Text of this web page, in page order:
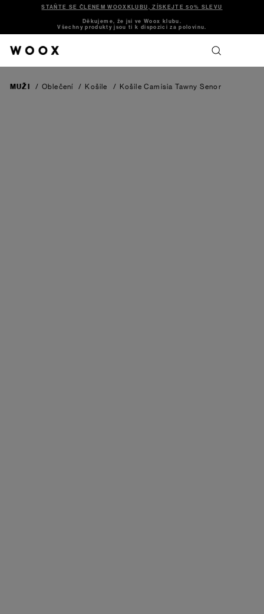
STAŇTE SE ČLENEM WOOXKLUBU, ZÍSKEJTE 50% SLEVU
Děkujeme, že jsi ve Woox klubu.
Všechny produkty jsou ti k dispozici za polovinu.
MUŽI / Oblečení / Košile / Košile Camisia Tawny Senor